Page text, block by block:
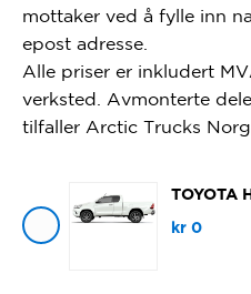
mottaker ved å fylle inn
epost adresse.
Alle priser er inkludert
verksted. Avmonterte
tilfaller Arctic Trucks
TOYOTA
kr0